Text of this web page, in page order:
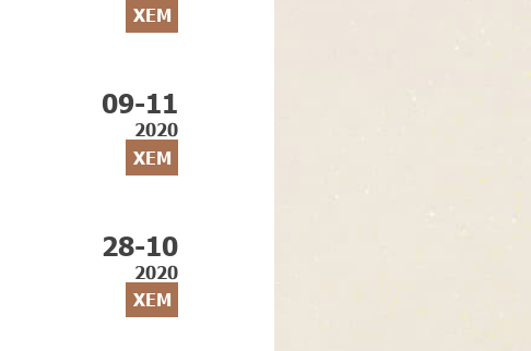
XEM
09-11
2020
XEM
28-10
2020
XEM